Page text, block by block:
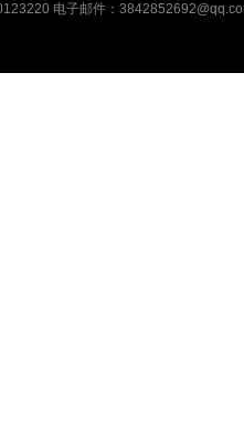
电子邮件：